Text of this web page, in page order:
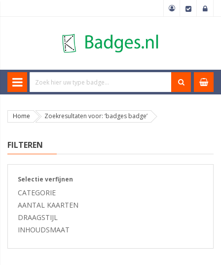
Home Zoekresultaten voor: ‘badges badge’
FILTEREN
Selectie verfijnen
CATEGORIE
AANTAL KAARTEN
DRAAGSTIJL
INHOUDSMAAT